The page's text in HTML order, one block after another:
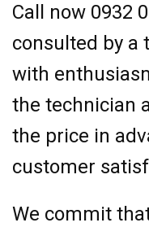
Call now 0932
consulted by a
with
the technician
the price in
customer
We commit